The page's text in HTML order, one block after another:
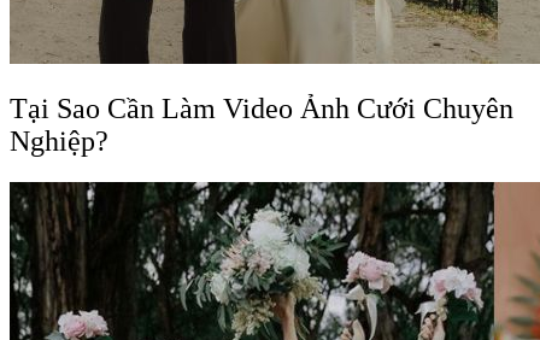
Tại Sao Cần Làm Video Ảnh Cưới Chuyên
Nghiệp?